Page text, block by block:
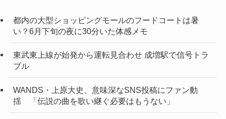
都内の大型ショッピングモールのフードコートは暑
い？6月下旬の夜に30分いた体感メモ
東武東上線が始発から運転見合わせ 成増駅で信号トラ
ブル
WANDS・上原大史、意味深なSNS投稿にファン動
揺 「伝説の曲を歌い継ぐ必要はもうない」